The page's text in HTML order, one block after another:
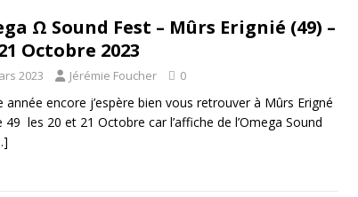
Ω Sound Fest – Mûrs Erignié (49) –
Octobre 2023
2023 Jérémie Foucher 0
année encore j’espère bien vous retrouver à Mûrs Erigné
49 les 20 et 21 Octobre car l’affiche de l’Omega Sound